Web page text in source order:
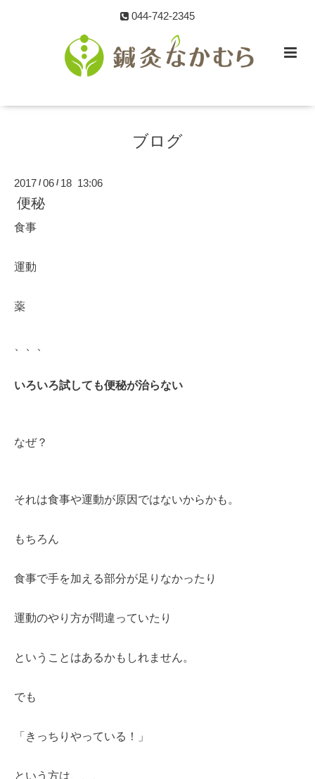
044-742-2345
ブログ
2017 /06 / 18 13:06
便秘
食事
運動
薬
いろいろ試しても便秘が治らない
なぜ？
それは食事や運動が原因ではないからかも。
もちろん
食事で手を加える部分が足りなかったり
運動のやり方が間違っていたり
ということはあるかもしれません。
でも
「きっちりやっている！」
という方は、、、